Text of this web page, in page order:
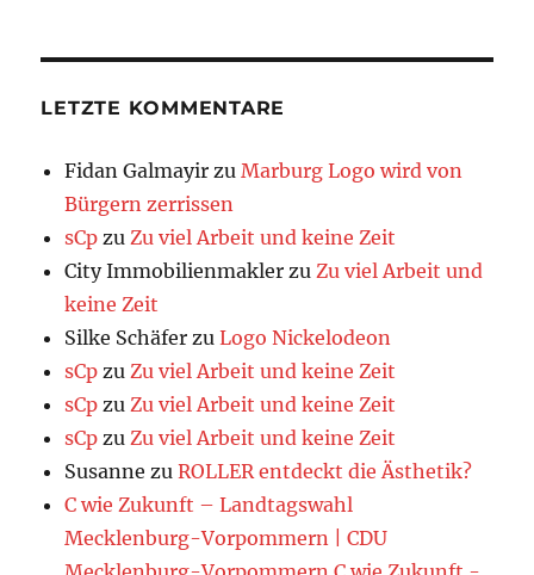
LETZTE KOMMENTARE
Fidan Galmayir zuMarburg Logo wird von
Bürgern zerrissen
sCp zuZu viel Arbeit und keine Zeit
City Immobilienmakler zuZu viel Arbeit und
keine Zeit
Silke Schäfer zuLogo Nickelodeon
sCp zuZu viel Arbeit und keine Zeit
sCp zuZu viel Arbeit und keine Zeit
sCp zuZu viel Arbeit und keine Zeit
Susanne zuROLLER entdeckt die Ästhetik?
C wie Zukunft – Landtagswahl
Mecklenburg-Vorpommern | CDU